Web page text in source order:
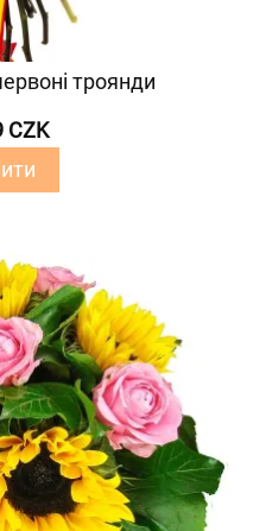
троянди
CZK